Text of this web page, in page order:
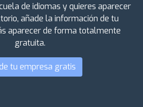
de idiomas y quieres aparecer
añade la información de tu
aparecer de forma totalmente
gratuita.
tu empresa gratis